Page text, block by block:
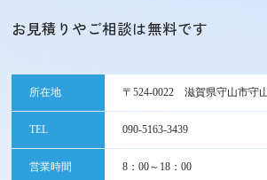
お見積りやご相談は無料です
所在地 〒524-0022 滋賀県守山市守
TEL 090-5163-3439
営業時間 8：00～18：00